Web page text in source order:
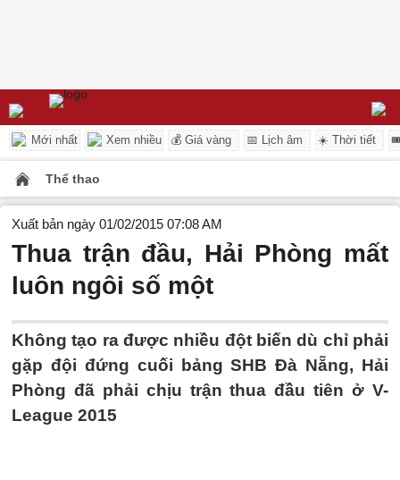
Mới nhất Xem nhiều 💰 Giá vàng 📅 Lịch âm ☀️ Thời tiết
Thể thao
Xuất bản ngày 01/02/2015 07:08 AM
Thua trận đầu, Hải Phòng mất
luôn ngôi số một
Không tạo ra được nhiều đột biến dù chỉ phải
gặp đội đứng cuối bảng SHB Đà Nẵng, Hải
Phòng đã phải chịu trận thua đầu tiên ở V-
League 2015